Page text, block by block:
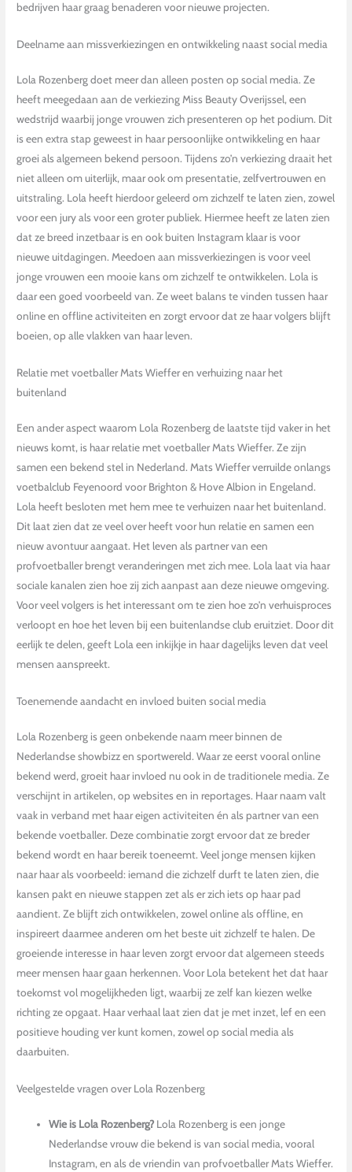
bedrijven haar graag benaderen voor nieuwe projecten.
Deelname aan missverkiezingen en ontwikkeling naast social media
Lola Rozenberg doet meer dan alleen posten op social media. Ze
heeft meegedaan aan de verkiezing Miss Beauty Overijssel, een
wedstrijd waarbij jonge vrouwen zich presenteren op het podium. Dit
is een extra stap geweest in haar persoonlijke ontwikkeling en haar
groei als algemeen bekend persoon. Tijdens zo’n verkiezing draait het
niet alleen om uiterlijk, maar ook om presentatie, zelfvertrouwen en
uitstraling. Lola heeft hierdoor geleerd om zichzelf te laten zien, zowel
voor een jury als voor een groter publiek. Hiermee heeft ze laten zien
dat ze breed inzetbaar is en ook buiten Instagram klaar is voor
nieuwe uitdagingen. Meedoen aan missverkiezingen is voor veel
jonge vrouwen een mooie kans om zichzelf te ontwikkelen. Lola is
daar een goed voorbeeld van. Ze weet balans te vinden tussen haar
online en offline activiteiten en zorgt ervoor dat ze haar volgers blijft
boeien, op alle vlakken van haar leven.
Relatie met voetballer Mats Wieffer en verhuizing naar het
buitenland
Een ander aspect waarom Lola Rozenberg de laatste tijd vaker in het
nieuws komt, is haar relatie met voetballer Mats Wieffer. Ze zijn
samen een bekend stel in Nederland. Mats Wieffer verruilde onlangs
voetbalclub Feyenoord voor Brighton & Hove Albion in Engeland.
Lola heeft besloten met hem mee te verhuizen naar het buitenland.
Dit laat zien dat ze veel over heeft voor hun relatie en samen een
nieuw avontuur aangaat. Het leven als partner van een
profvoetballer brengt veranderingen met zich mee. Lola laat via haar
sociale kanalen zien hoe zij zich aanpast aan deze nieuwe omgeving.
Voor veel volgers is het interessant om te zien hoe zo’n verhuisproces
verloopt en hoe het leven bij een buitenlandse club eruitziet. Door dit
eerlijk te delen, geeft Lola een inkijkje in haar dagelijks leven dat veel
mensen aanspreekt.
Toenemende aandacht en invloed buiten social media
Lola Rozenberg is geen onbekende naam meer binnen de
Nederlandse showbizz en sportwereld. Waar ze eerst vooral online
bekend werd, groeit haar invloed nu ook in de traditionele media. Ze
verschijnt in artikelen, op websites en in reportages. Haar naam valt
vaak in verband met haar eigen activiteiten én als partner van een
bekende voetballer. Deze combinatie zorgt ervoor dat ze breder
bekend wordt en haar bereik toeneemt. Veel jonge mensen kijken
naar haar als voorbeeld: iemand die zichzelf durft te laten zien, die
kansen pakt en nieuwe stappen zet als er zich iets op haar pad
aandient. Ze blijft zich ontwikkelen, zowel online als offline, en
inspireert daarmee anderen om het beste uit zichzelf te halen. De
groeiende interesse in haar leven zorgt ervoor dat algemeen steeds
meer mensen haar gaan herkennen. Voor Lola betekent het dat haar
toekomst vol mogelijkheden ligt, waarbij ze zelf kan kiezen welke
richting ze opgaat. Haar verhaal laat zien dat je met inzet, lef en een
positieve houding ver kunt komen, zowel op social media als
daarbuiten.
Veelgestelde vragen over Lola Rozenberg
Wie is Lola Rozenberg? Lola Rozenberg is een jonge
Nederlandse vrouw die bekend is van social media, vooral
Instagram, en als de vriendin van profvoetballer Mats Wieffer.